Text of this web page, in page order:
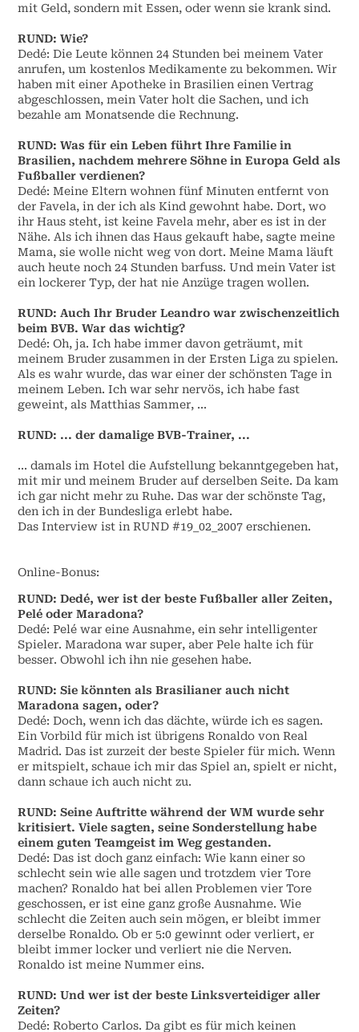
mit Geld, sondern mit Essen, oder wenn sie krank sind.
RUND:Wie?
Dedé: Die Leute können 24 Stunden bei meinem Vater
anrufen, um kostenlos Medikamente zu bekommen. Wir
haben mit einer Apotheke in Brasilien einen Vertrag
abgeschlossen, mein Vater holt die Sachen, und ich
bezahle am Monatsende die Rechnung.
RUND:Was für ein Leben führt Ihre Familie in
Brasilien, nachdem mehrere Söhne in Europa Geld als
Fußballer verdienen?
Dedé: Meine Eltern wohnen fünf Minuten entfernt von
der Favela, in der ich als Kind gewohnt habe. Dort, wo
ihr Haus steht, ist keine Favela mehr, aber es ist in der
Nähe. Als ich ihnen das Haus gekauft habe, sagte meine
Mama, sie wolle nicht weg von dort. Meine Mama läuft
auch heute noch 24 Stunden barfuss. Und mein Vater ist
ein lockerer Typ, der hat nie Anzüge tragen wollen.
RUND: Auch Ihr Bruder Leandro war zwischenzeitlich
beim BVB. War das wichtig?
Dedé: Oh, ja. Ich habe immer davon geträumt, mit
meinem Bruder zusammen in der Ersten Liga zu spielen.
Als es wahr wurde, das war einer der schönsten Tage in
meinem Leben. Ich war sehr nervös, ich habe fast
geweint, als Matthias Sammer, ...
RUND: ... der damalige BVB-Trainer, ...
... damals im Hotel die Aufstellung bekanntgegeben hat,
mit mir und meinem Bruder auf derselben Seite. Da kam
ich gar nicht mehr zu Ruhe. Das war der schönste Tag,
den ich in der Bundesliga erlebt habe.
Das Interview ist in RUND #19_02_2007 erschienen.
Online-Bonus:
RUND: Dedé, wer ist der beste Fußballer aller Zeiten,
Pelé oder Maradona?
Dedé: Pelé war eine Ausnahme, ein sehr intelligenter
Spieler. Maradona war super, aber Pele halte ich für
besser. Obwohl ich ihn nie gesehen habe.
RUND: Sie könnten als Brasilianer auch nicht
Maradona sagen, oder?
Dedé: Doch, wenn ich das dächte, würde ich es sagen.
Ein Vorbild für mich ist übrigens Ronaldo von Real
Madrid. Das ist zurzeit der beste Spieler für mich. Wenn
er mitspielt, schaue ich mir das Spiel an, spielt er nicht,
dann schaue ich auch nicht zu.
RUND: Seine Auftritte während der WM wurde sehr
kritisiert. Viele sagten, seine Sonderstellung habe
einem guten Teamgeist im Weg gestanden.
Dedé: Das ist doch ganz einfach: Wie kann einer so
schlecht sein wie alle sagen und trotzdem vier Tore
machen? Ronaldo hat bei allen Problemen vier Tore
geschossen, er ist eine ganz große Ausnahme. Wie
schlecht die Zeiten auch sein mögen, er bleibt immer
derselbe Ronaldo. Ob er 5:0 gewinnt oder verliert, er
bleibt immer locker und verliert nie die Nerven.
Ronaldo ist meine Nummer eins.
RUND: Und wer ist der beste Linksverteidiger aller
Zeiten?
Dedé: Roberto Carlos. Da gibt es für mich keinen